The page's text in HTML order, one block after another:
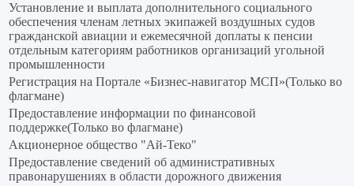
Установление и выплата дополнительного социального
обеспечения членам летных экипажей воздушных судов
гражданской авиации и ежемесячной доплаты к пенсии
отдельным категориям работников организаций угольной
промышленности
Регистрация на Портале «Бизнес-навигатор МСП»(Только во
флагмане)
Предоставление информации по финансовой
поддержке(Только во флагмане)
Акционерное общество "Ай-Теко"
Предоставление сведений об административных
правонарушениях в области дорожного движения